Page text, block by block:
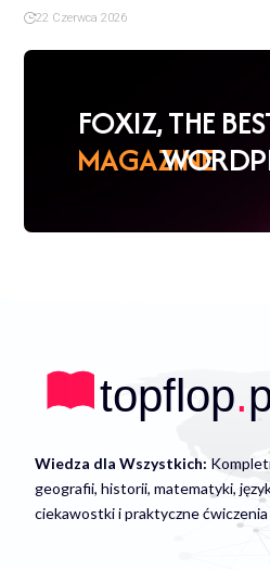
22 Czerwca 2026
FOXIZ, THE
MAGAZINE
Wiedza dla Wszystkich:
geografii, historii, matematyki,
ciekawostki i praktyczne